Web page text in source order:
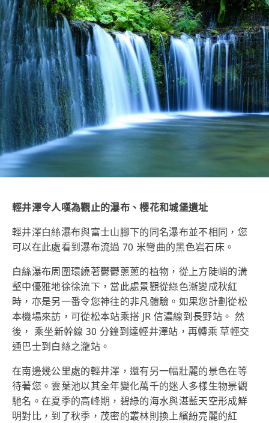
輕井澤令人嘆為觀止的瀑布、櫻花和城堡遺址
輕井澤白絲瀑布與富士山腳下的同名瀑布並不相同，您
可以在此處看到瀑布流過 70 米彎曲的黑色岩石床。
白絲瀑布周圍環繞著鬱鬱蔥蔥的植物，從上方陡峭的溝
壑中優雅地徐徐流下，當此處景觀從綠色漸變成秋紅
時，亦是另一番令您神往的非凡體驗。如果您計劃從松
本機場來訪，可從松本站乘搭 JR 信濃線到長野站。 然
後， 乘坐新幹線 30 分鐘到達輕井澤站，再轉乘 草輕交
通巴士到白絲之瀧站。
在南邊幾公里處的輕井澤，還有另一幅壯麗的景色在等
待著您。雲葉池以其全年變化萬千的迷人多樣生物景觀
馳名。在夏季的高峰期，碧綠的海水與湛藍天空形成鮮
明對比，到了秋季，茂密的叢林則換上繽紛亮麗的紅